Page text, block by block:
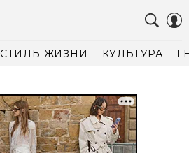
СТИЛЬ ЖИЗНИ КУЛЬТУРА